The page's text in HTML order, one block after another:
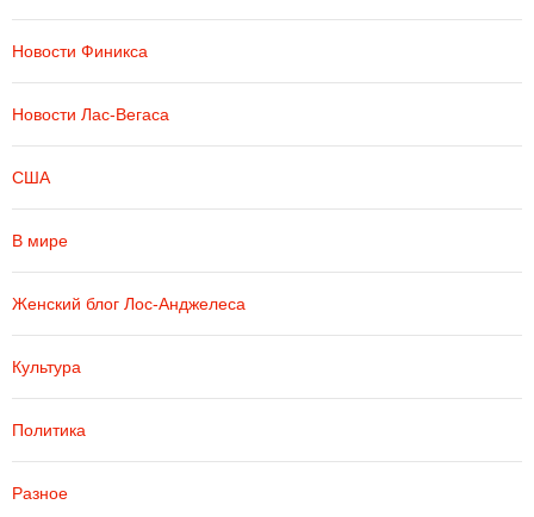
Новости Финикса
Новости Лас-Вегаса
США
В мире
Женский блог Лос-Анджелеса
Культура
Политика
Разное